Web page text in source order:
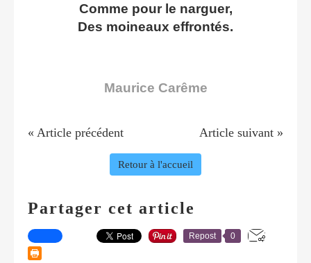
Comme pour le narguer,
Des moineaux effrontés.
Maurice Carême
« Article précédent Article suivant »
Retour à l'accueil
Partager cet article
Repost 0